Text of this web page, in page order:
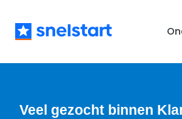
Veel gezocht binnen